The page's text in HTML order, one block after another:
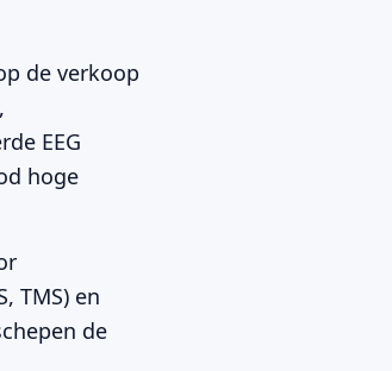
de verkoop
EEG
hoge
TMS) en
de